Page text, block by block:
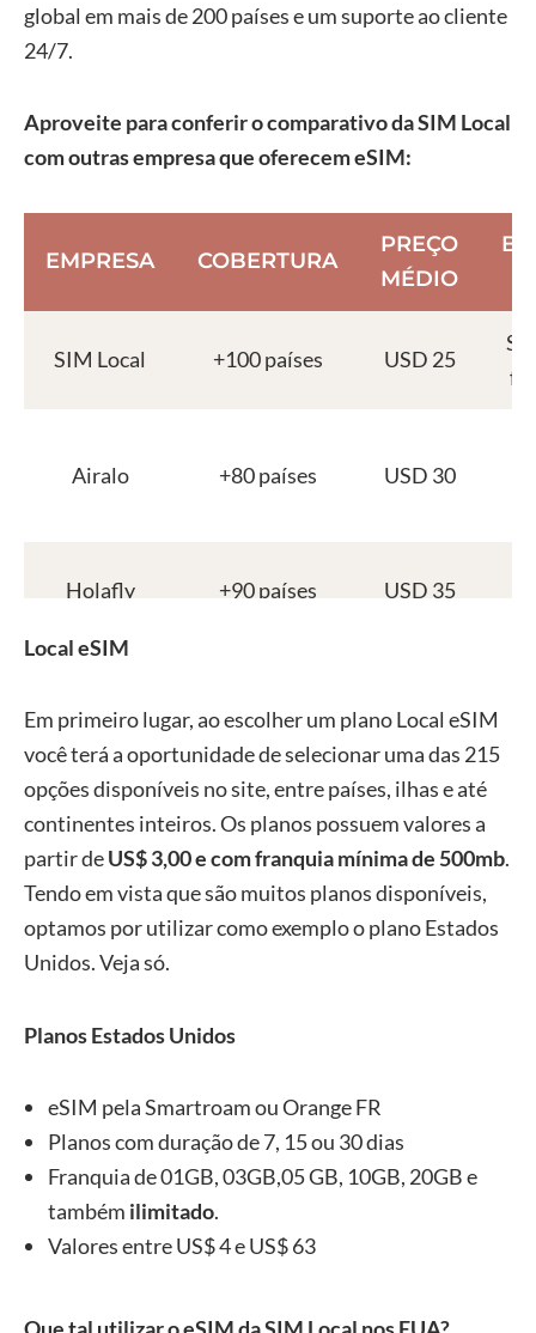
global em mais de 200 países e um suporte ao cliente
24/7.
Aproveite para conferir o comparativo da SIM Local
com outras empresa que oferecem eSIM:
EMPRESA COBERTURA
PREÇO
MÉDIO
SIM Local +100 países USD 25
Airalo +80 países USD 30
Holafly +90 países USD 35
Local eSIM
Em primeiro lugar, ao escolher um plano Local eSIM
você terá a oportunidade de selecionar uma das 215
opções disponíveis no site, entre países, ilhas e até
continentes inteiros. Os planos possuem valores a
partir deUS$ 3,00 e com franquia mínima de 500mb.
Tendo em vista que são muitos planos disponíveis,
optamos por utilizar como exemplo o plano Estados
Unidos. Veja só.
Planos Estados Unidos
eSIM pela Smartroam ou Orange FR
Planos com duração de 7, 15 ou 30 dias
Franquia de 01GB, 03GB,05 GB, 10GB, 20GB e
também ilimitado.
Valores entre US$ 4 e US$ 63